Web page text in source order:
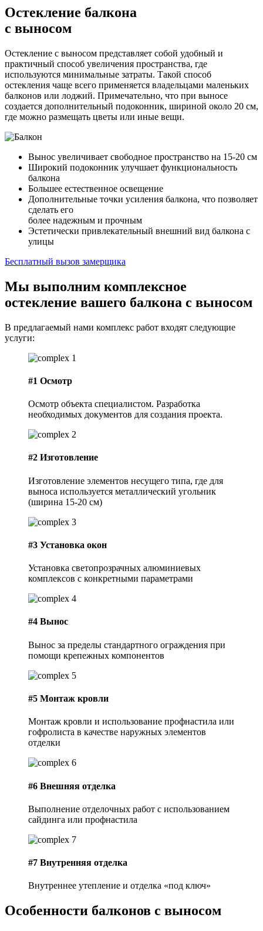
Остекление балкона
с выносом
Остекление с выносом представляет собой удобный и
практичный способ увеличения пространства, где
используются минимальные затраты. Такой способ
остекления чаще всего применяется владельцами маленьких
балконов или лоджий. Примечательно, что при выносе
создается дополнительный подоконник, шириной около 20 см,
где можно размещать цветы или иные вещи.
Вынос увеличивает свободное пространство на 15-20 см
Широкий подоконник улучшает функциональность
балкона
Большее естественное освещение
Дополнительные точки усиления балкона, что позволяет
сделать его
более надежным и прочным
Эстетически привлекательный внешний вид балкона с
улицы
Бесплатный вызов замерщика
Мы выполним комплексное
остекление вашего балкона с выносом
В предлагаемый нами комплекс работ входят следующие
услуги:
#1 Осмотр
Осмотр объекта специалистом. Разработка
необходимых документов для создания проекта.
#2 Изготовление
Изготовление элементов несущего типа, где для
выноса используется металлический угольник
(ширина 15-20 см)
#3 Установка окон
Установка светопрозрачных алюминиевых
комплексов с конкретными параметрами
#4 Вынос
Вынос за пределы стандартного ограждения при
помощи крепежных компонентов
#5 Монтаж кровли
Монтаж кровли и использование профнастила или
гофролиста в качестве наружных элементов
отделки
#6 Внешняя отделка
Выполнение отделочных работ с использованием
сайдинга или профнастила
#7 Внутренняя отделка
Внутреннее утепление и отделка «под ключ»
Особенности балконов с выносом